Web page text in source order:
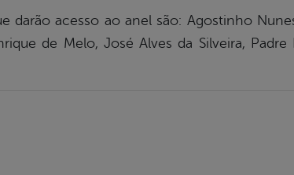
darão acesso ao anel são: Agostinho
de Melo, José Alves da Silveira, Padre